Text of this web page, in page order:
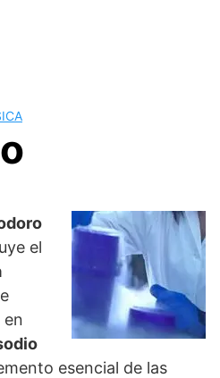
el
en
esencial de las